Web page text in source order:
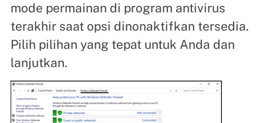
mode permainan di program antivirus
terakhir saat opsi dinonaktifkan tersedia.
Pilih pilihan yang tepat untuk Anda dan
lanjutkan.